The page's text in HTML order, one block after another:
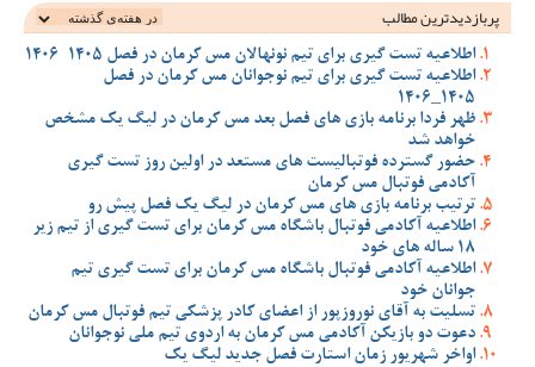
پربازدیدترین‌ مطالب
اطلاعیه تست گیری برای تیم نونهالان مس کرمان در فصل 1405-1406
اطلاعیه تست گیری برای تیم نوجوانان مس کرمان در فصل
1405_1406
ظهر فردا برنامه بازی های فصل بعد مس کرمان در لیگ یک مشخص
خواهد شد
حضور گسترده فوتبالیست های مستعد در اولین روز تست گیری
آکادمی فوتبال مس کرمان
ترتیب برنامه بازی های مس کرمان در لیگ یک فصل پیش رو
اطلاعیه آکادمی فوتبال باشگاه مس کرمان برای تست گیری از تیم زیر
18 ساله های خود
اطلاعیه آکادمی فوتبال باشگاه مس کرمان برای تست گیری تیم
جوانان خود
تسلیت به آقای نوروزپور از اعضای کادر پزشکی تیم فوتبال مس کرمان
دعوت دو بازیکن آکادمی مس کرمان به اردوی تیم ملی نوجوانان
اواخر شهریور زمان استارت فصل جدید لیگ یک